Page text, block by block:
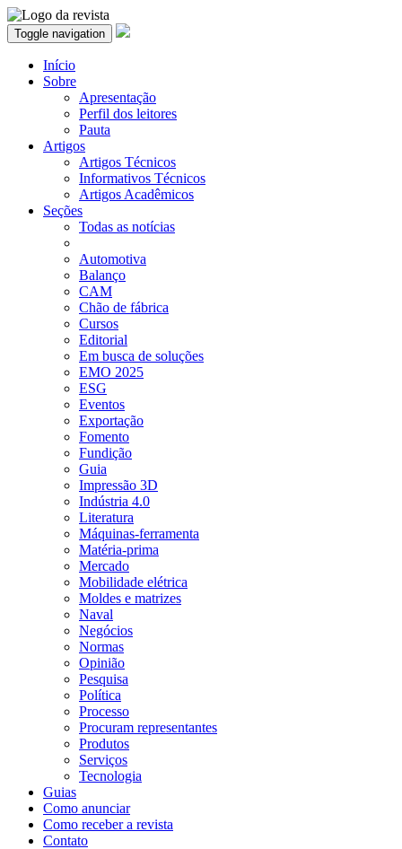
Toggle navigation
Início
Sobre
Apresentação
Perfil dos leitores
Pauta
Artigos
Artigos Técnicos
Informativos Técnicos
Artigos Acadêmicos
Seções
Todas as notícias
Automotiva
Balanço
CAM
Chão de fábrica
Cursos
Editorial
Em busca de soluções
EMO 2025
ESG
Eventos
Exportação
Fomento
Fundição
Guia
Impressão 3D
Indústria 4.0
Literatura
Máquinas-ferramenta
Matéria-prima
Mercado
Mobilidade elétrica
Moldes e matrizes
Naval
Negócios
Normas
Opinião
Pesquisa
Política
Processo
Procuram representantes
Produtos
Serviços
Tecnologia
Guias
Como anunciar
Como receber a revista
Contato